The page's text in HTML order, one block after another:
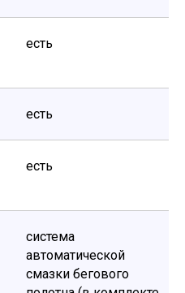
есть
есть
есть
система
автоматической
смазки бегового